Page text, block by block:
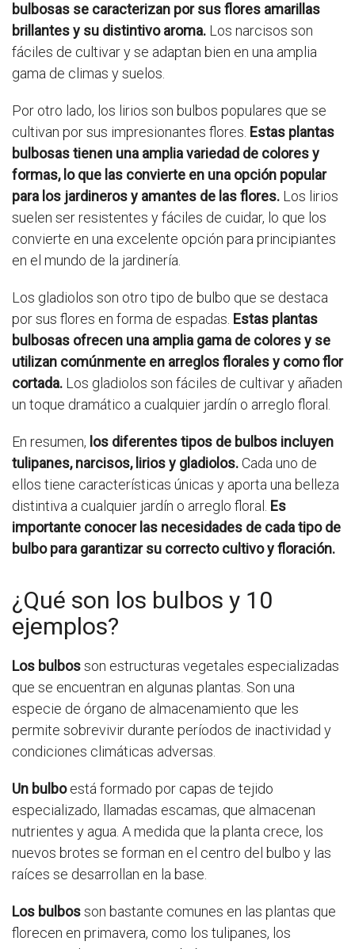
bulbosas se caracterizan por sus flores amarillas
brillantes y su distintivo aroma. Los narcisos son
fáciles de cultivar y se adaptan bien en una amplia
gama de climas y suelos.
Por otro lado, los lirios son bulbos populares que se
cultivan por sus impresionantes flores. Estas plantas
bulbosas tienen una amplia variedad de colores y
formas, lo que las convierte en una opción popular
para los jardineros y amantes de las flores. Los lirios
suelen ser resistentes y fáciles de cuidar, lo que los
convierte en una excelente opción para principiantes
en el mundo de la jardinería.
Los gladiolos son otro tipo de bulbo que se destaca
por sus flores en forma de espadas. Estas plantas
bulbosas ofrecen una amplia gama de colores y se
utilizan comúnmente en arreglos florales y como flor
cortada. Los gladiolos son fáciles de cultivar y añaden
un toque dramático a cualquier jardín o arreglo floral.
En resumen, los diferentes tipos de bulbos incluyen
tulipanes, narcisos, lirios y gladiolos.Cada uno de
ellos tiene características únicas y aporta una belleza
distintiva a cualquier jardín o arreglo floral. Es
importante conocer las necesidades de cada tipo de
bulbo para garantizar su correcto cultivo y floración.
¿Qué son los bulbos y 10
ejemplos?
Los bulbosson estructuras vegetales especializadas
que se encuentran en algunas plantas. Son una
especie de órgano de almacenamiento que les
permite sobrevivir durante períodos de inactividad y
condiciones climáticas adversas.
Un bulboestá formado por capas de tejido
especializado, llamadas escamas, que almacenan
nutrientes y agua. A medida que la planta crece, los
nuevos brotes se forman en el centro del bulbo y las
raíces se desarrollan en la base.
Los bulbosson bastante comunes en las plantas que
florecen en primavera, como los tulipanes, los